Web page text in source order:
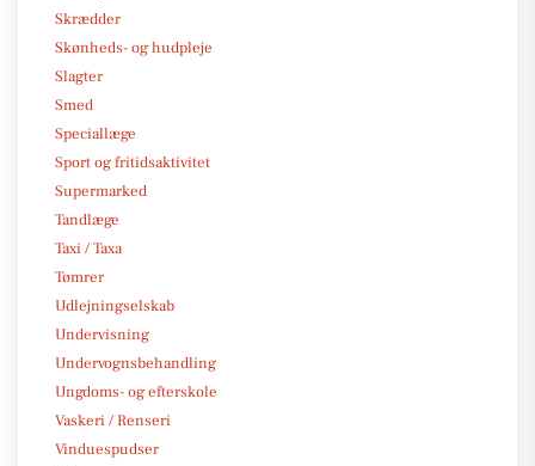
Skrædder
Skønheds- og hudpleje
Slagter
Smed
Speciallæge
Sport og fritidsaktivitet
Supermarked
Tandlæge
Taxi / Taxa
Tømrer
Udlejningselskab
Undervisning
Undervognsbehandling
Ungdoms- og efterskole
Vaskeri / Renseri
Vinduespudser